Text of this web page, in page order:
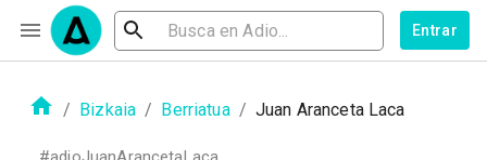
Entrar
/ Bizkaia / Berriatua / Juan Aranceta Laca